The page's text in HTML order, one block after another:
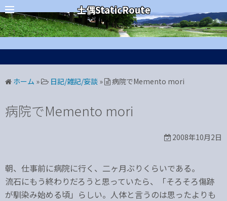
コ
ン
テ
ン
ス
ッ
土偶StaticRoute
カテゴリー
ホーム » 日記/雑記/妄談 » 病院でMemento mori
病院でMemento mori
2008年10月2日
朝、仕事前に病院に行く、二ヶ月ぶりくらいである。
流石にもう終わりだろうと思っていたら、「そろそろ傷跡
が馴染み始める頃」らしい。人体と言うのは思ったよりも